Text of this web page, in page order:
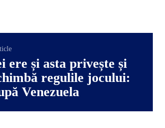
ere și asta privește și
regulile jocului:
Venezuela